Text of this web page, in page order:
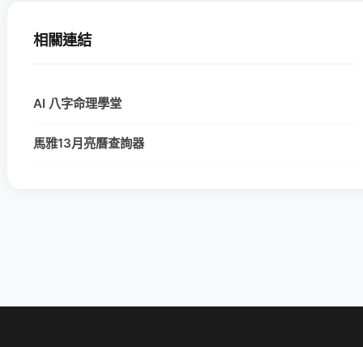
相關連結
AI 八字命理學堂
馬雅13月亮曆查詢器